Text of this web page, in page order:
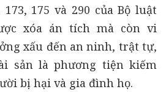
173, 175 và 290 của Bộ luật
xóa án tích mà còn vi
xấu đến an ninh, trật tự,
sản là phương tiện kiếm
bị hại và gia đình họ.